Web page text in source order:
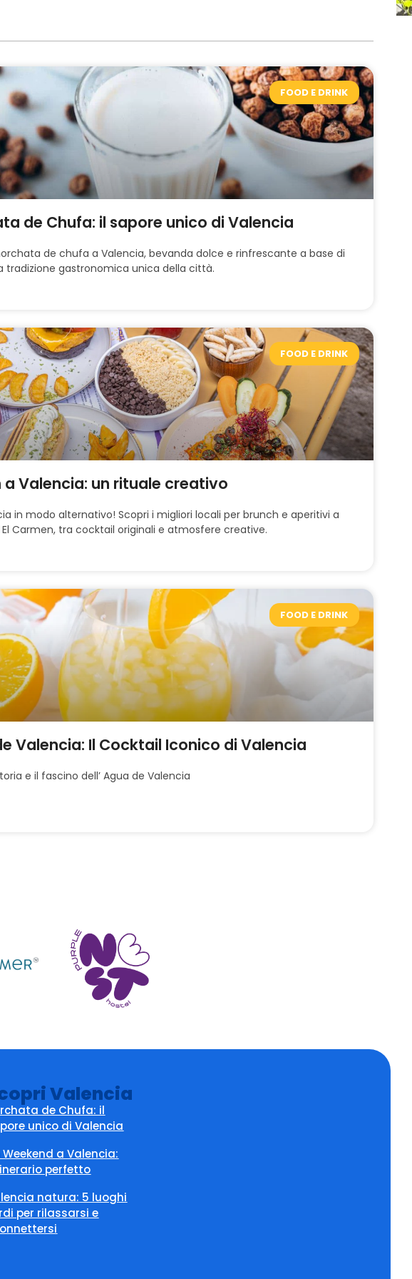
FOOD E DRINK
de Chufa: il sapore unico di Valencia
de chufa a Valencia, bevanda dolce e rinfrescante a base di
tradizione gastronomica unica della città.
FOOD E DRINK
a Valencia: un rituale creativo
in modo alternativo! Scopri i migliori locali per brunch e aperitivi a
El Carmen, tra cocktail originali e atmosfere creative.
FOOD E DRINK
Valencia: Il Cocktail Iconico di Valencia
e il fascino dell’ Agua de Valencia
Valencia
de Chufa: il
unico di Valencia
Weekend a Valencia:
perfetto
natura: 5 luoghi
per rilassarsi e